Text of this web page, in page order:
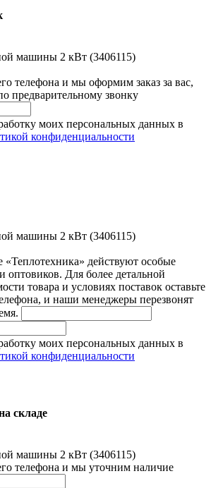
машины 2 кВт (3406115)
телефона и мы оформим заказ за вас,
предварительному звонку
моих персональных данных в
конфиденциальности
машины 2 кВт (3406115)
«Теплотехника» действуют особые
оптовиков. Для более детальной
товара и условиях поставок оставьте
и наши менеджеры перезвонят
моих персональных данных в
конфиденциальности
складе
машины 2 кВт (3406115)
телефона и мы уточним наличие